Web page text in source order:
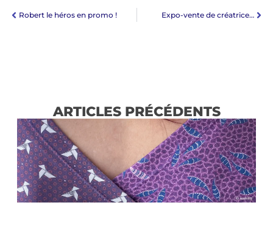
Robert le héros en promo ! Expo-vente de créatrice…
ARTICLES PRÉCÉDENTS